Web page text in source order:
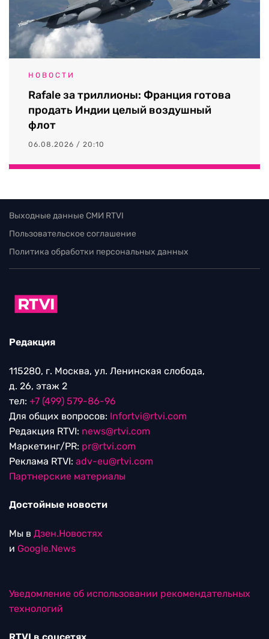
НОВОСТИ
Rafale за триллионы: Франция готова
продать Индии целый воздушный
флот
06.08.2026 / 20:10
Выходные данные СМИ RTVI
Пользовательское соглашение
Политика обработки персональных данных
Редакция
115280, г. Москва, ул. Ленинская слобода,
д. 26, этаж 2
тел: +7 (499) 579-86-96
Для общих вопросов: Infortvi@rtvi.com
Редакция RTVI: news@rtvi.com
Маркетинг/PR: pr@rtvi.com
Реклама RTVI: adv-eu@rtvi.com
Партнерские материалы
Достойные новости
Мы в Дзен.Новостях
и Google.News
Уведомление об использовании рекомендательных
технологий